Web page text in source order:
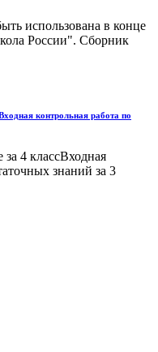
использована в конце
России". Сборник
контрольная работа по
4 классВходная
знаний за 3